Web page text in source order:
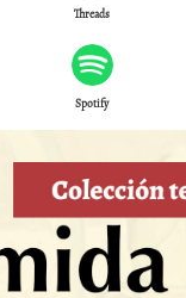
Threads
Spotify